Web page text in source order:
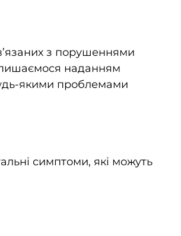
з порушеннями
наданням
якими проблемами
симптоми, які можуть